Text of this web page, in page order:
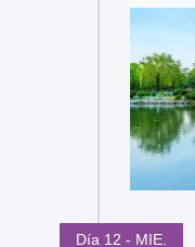
Día 12 - MIE.